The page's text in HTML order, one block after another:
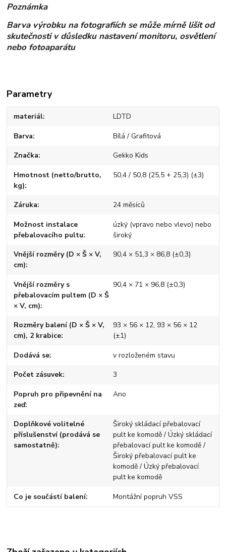
Poznámka
Barva výrobku na fotografiích se může mírně lišit od
skutečnosti v důsledku nastavení monitoru, osvětlení
nebo fotoaparátu
Parametry
materiál LDTD
Barva Bílá / Grafitová
Značka Gekko Kids
Hmotnost (netto/brutto,
kg)
50,4 / 50,8 (25,5 + 25,3) (±3)
Záruka 24 měsíců
Možnost instalace
přebalovacího pultu
úzký (vpravo nebo vlevo) nebo
široký
Vnější rozměry (D × Š × V,
cm)
90,4 × 51,3 × 86,8 (±0,3)
Vnější rozměry s
přebalovacím pultem (D × Š
× V, cm)
90,4 × 71 × 96,8 (±0,3)
Rozměry balení (D × Š × V,
cm), 2 krabice
93 × 56 × 12, 93 × 56 × 12
(±1)
Dodává se v rozloženém stavu
Počet zásuvek 3
Popruh pro připevnění na
zeď
Ano
Doplňkové volitelné
příslušenství (prodává se
samostatně)
Široký skládací přebalovací
pult ke komodě / Úzký skládací
přebalovací pult ke komodě /
Široký přebalovací pult ke
komodě / Úzký přebalovací
pult ke komodě
Co je součástí balení Montážní popruh VSS